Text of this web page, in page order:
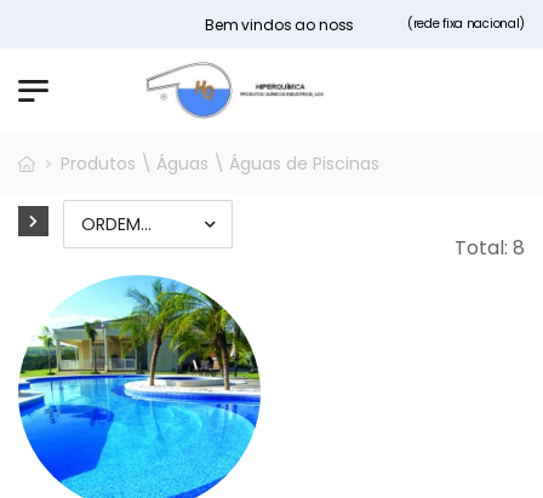
Bem vindos ao nosso site Hiperquimica.pt
(rede fixa nacional)
Produtos \ Águas \ Águas de Piscinas
Total: 8